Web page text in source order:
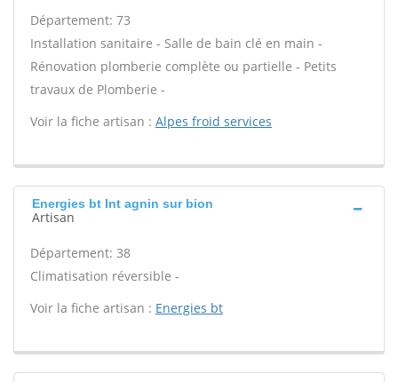
Département: 73
Installation sanitaire - Salle de bain clé en main -
Rénovation plomberie complète ou partielle - Petits
travaux de Plomberie -
Voir la fiche artisan : Alpes froid services
Energies bt Int agnin sur bion
Artisan
Département: 38
Climatisation réversible -
Voir la fiche artisan : Energies bt